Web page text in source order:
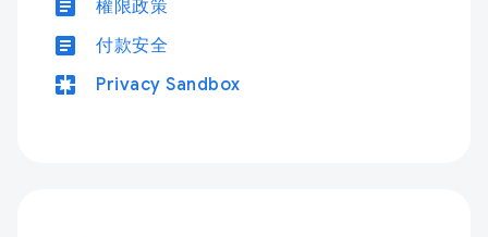
article 權限政策
article 付款安全
pages Privacy Sandbox